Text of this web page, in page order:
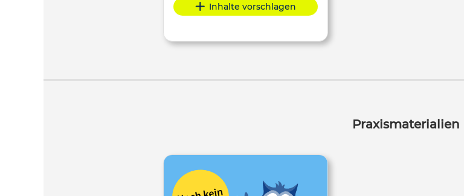
Inhalte vorschlagen
Praxismaterialien